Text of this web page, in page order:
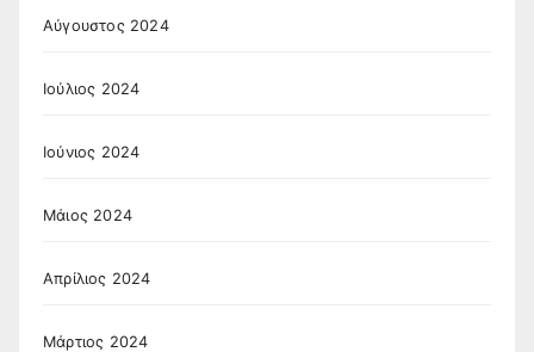
Αύγουστος 2024
Ιούλιος 2024
Ιούνιος 2024
Μάιος 2024
Απρίλιος 2024
Μάρτιος 2024